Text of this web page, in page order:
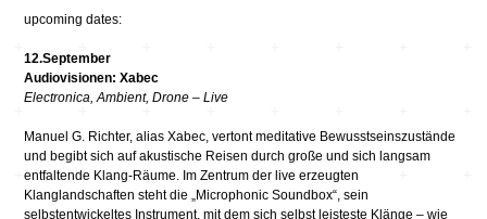
upcoming dates:
12.September
Audiovisionen: Xabec
Electronica, Ambient, Drone – Live
Manuel G. Richter, alias Xabec, vertont meditative Bewusstseinszustände
und begibt sich auf akustische Reisen durch große und sich langsam
entfaltende Klang-Räume. Im Zentrum der live erzeugten
Klanglandschaften steht die „Microphonic Soundbox“, sein
selbstentwickeltes Instrument, mit dem sich selbst leisteste Klänge – wie